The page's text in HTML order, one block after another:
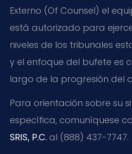
Externo (Of Counsel) el
está autorizado para
niveles de los tribunales
y el enfoque del bufete es
largo de la progresión del
Para orientación sobre su
específica, comuníquese
SRIS, P.C. al (888) 437-7747.